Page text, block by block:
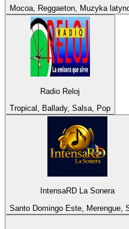
Mocoa, Reggaeton, Muzyka
Radio Reloj
Tropical, Ballady, Salsa, Pop
IntensaRD La Sonera
Santo Domingo Este, Merengue,